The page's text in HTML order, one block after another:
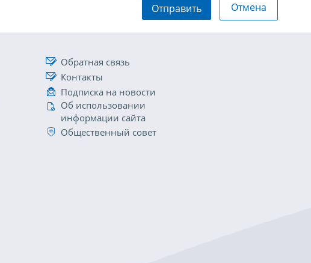
Отправить Отмена
Обратная связь
Контакты
Подписка на новости
Об использовании
информации сайта
Общественный совет